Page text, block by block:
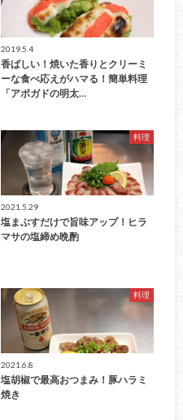
2019.5.4
香ばしい！焼いた香りとクリーミ
ーな食べ応えがハマる！簡単料理
「アボガドの明太…
料理
2021.5.29
塩まぶすだけで旨味アップ！ヒラ
マサの塩締め晩酌
料理
2021.6.8
塩胡椒で最高おつまみ！豚ハラミ
焼き